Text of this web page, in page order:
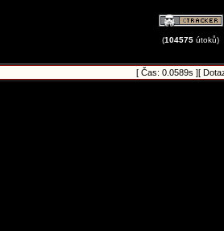
(104575 útoků)
[ Čas: 0.0589s ][